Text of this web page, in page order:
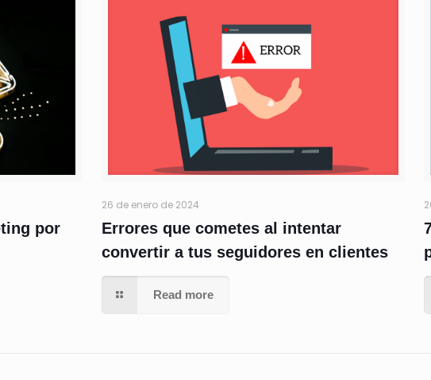
por
26 de enero de 2024
Errores que cometes al intentar
convertir a tus seguidores en clientes
Read more